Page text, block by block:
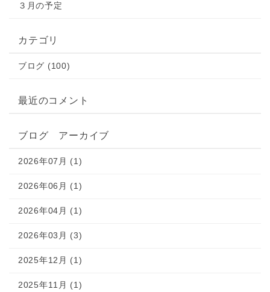
３月の予定
カテゴリ
ブログ (100)
最近のコメント
ブログ アーカイブ
2026年07月 (1)
2026年06月 (1)
2026年04月 (1)
2026年03月 (3)
2025年12月 (1)
2025年11月 (1)